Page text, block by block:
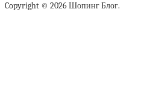
Copyright © 2026 Шопинг Блог.